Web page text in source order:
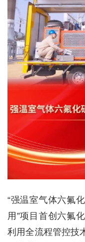
“强温室气体六氟
用”项目首创六氟
利用全流程管控技